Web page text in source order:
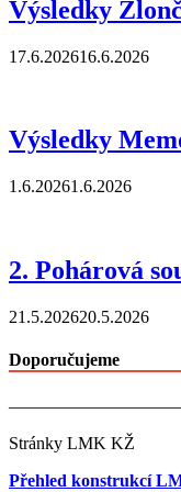
Výsledky
17.6.202616.6.2026
Výsledky
1.6.20261.6.2026
2. Pohárová
21.5.202620.5.2026
Doporučujeme
Stránky LMK KŽ
Přehled konstrukcí